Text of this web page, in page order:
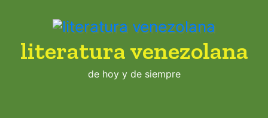
literatura venezolana
de hoy y de siempre